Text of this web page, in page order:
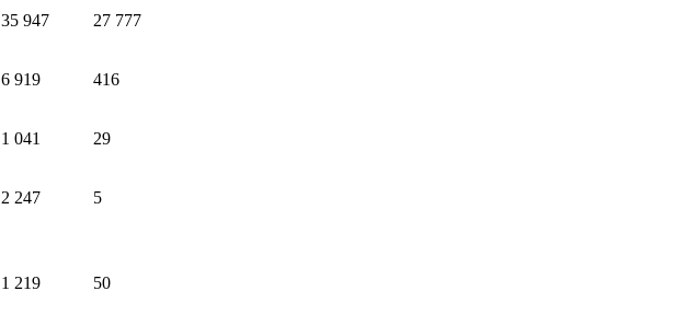
35 947 27 777
6 919 416
1 041 29
2 247 5
1 219 50